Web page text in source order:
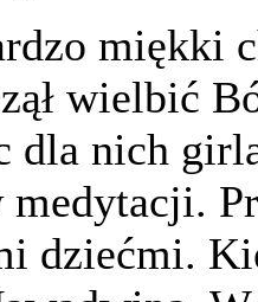
miękki
wielbić
dla nich
medytacji.
dziećmi.